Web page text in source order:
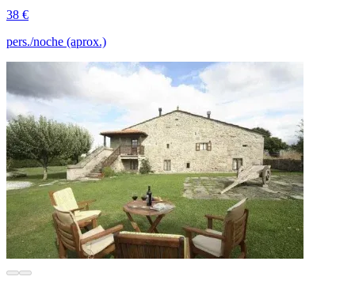
38 €
pers./noche (aprox.)